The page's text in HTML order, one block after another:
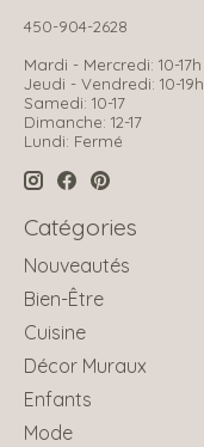
450-904-2628
Mardi - Mercredi: 10-17h
Jeudi - Vendredi: 10-19h
Samedi: 10-17
Dimanche: 12-17
Lundi: Fermé
Catégories
Nouveautés
Bien-Être
Cuisine
Décor Muraux
Enfants
Mode